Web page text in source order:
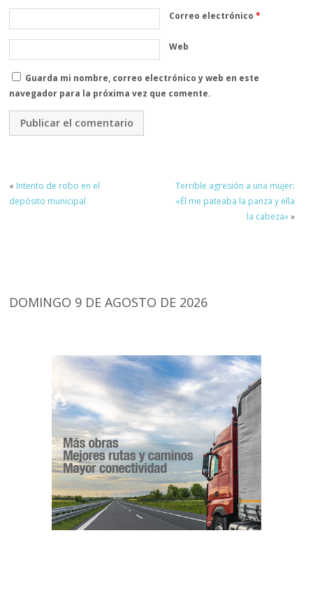
Correo electrónico*
Web
Guarda mi nombre, correo electrónico y web en este
navegador para la próxima vez que comente.
« Intento de robo en el
depósito municipal
Terrible agresión a una mujer:
«Él me pateaba la panza y ella
la cabeza»»
DOMINGO 9 DE AGOSTO DE 2026